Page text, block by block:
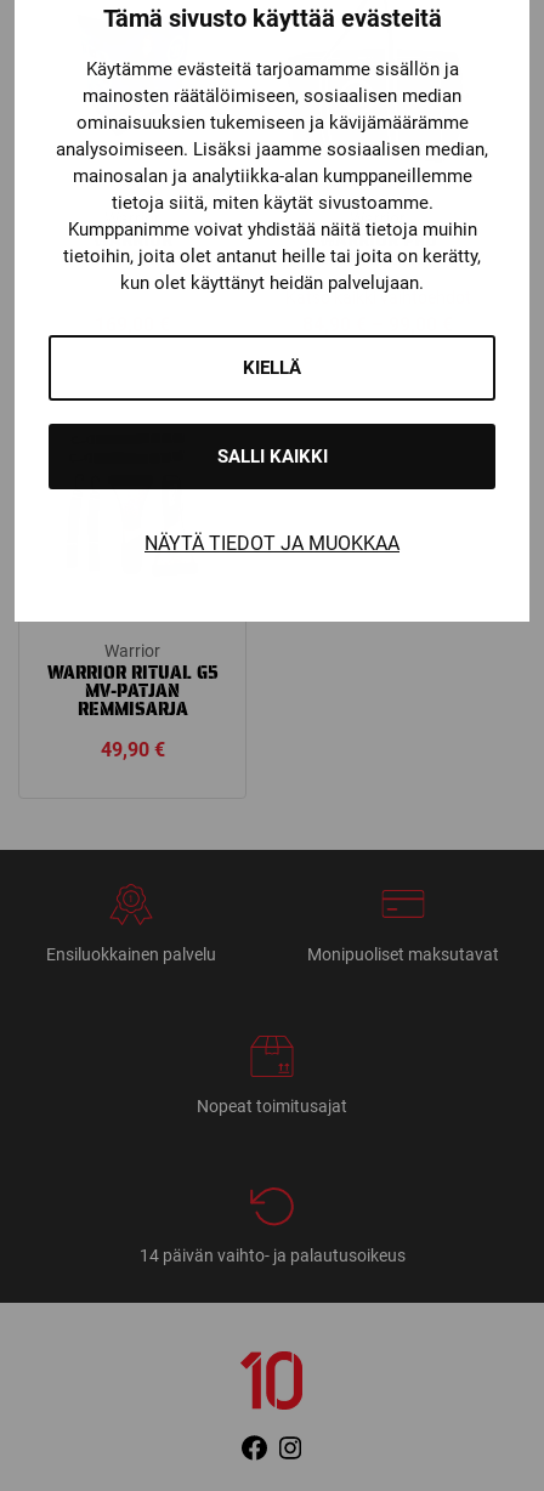
Tämä sivusto käyttää evästeitä
Käytämme evästeitä tarjoamamme sisällön ja
mainosten räätälöimiseen, sosiaalisen median
ominaisuuksien tukemiseen ja kävijämäärämme
analysoimiseen. Lisäksi jaamme sosiaalisen median,
mainosalan ja analytiikka-alan kumppaneillemme
tietoja siitä, miten käytät sivustoamme.
Kumppanimme voivat yhdistää näitä tietoja muihin
tietoihin, joita olet antanut heille tai joita on kerätty,
kun olet käyttänyt heidän palvelujaan.
KIELLÄ
SALLI KAIKKI
NÄYTÄ TIEDOT JA MUOKKAA
Warrior
WARRIOR
STARTTIPAKETTI
Warrior
WARRIOR PRO
KANTOKASSI
Katso kaikki vaihtoehdot
through
Warrior
WARRIOR RITUAL G5
MV-PATJAN
REMMISARJA
49,90 €
Ensiluokkainen palvelu Monipuoliset maksutavat
Nopeat toimitusajat
14 päivän vaihto- ja palautusoikeus